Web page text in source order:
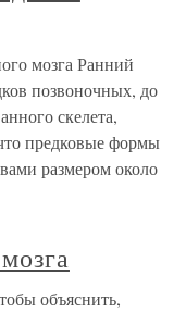
мозга Ранний
позвоночных, до
скелета,
предковые формы
размером около
объяснить,